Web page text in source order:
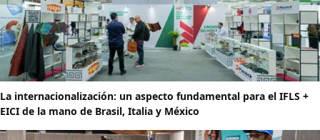
La internacionalización: un aspecto fundamental para el IFLS +
EICI de la mano de Brasil, Italia y México